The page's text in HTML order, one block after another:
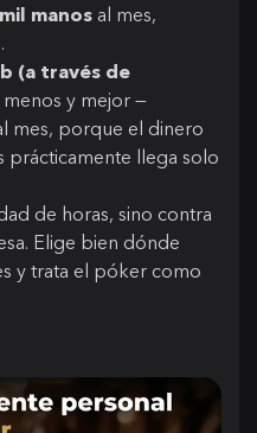
manos al mes,
(a través de
y mejor —
mes, porque el dinero
prácticamente llega solo
de horas, sino contra
Elige bien dónde
y trata el póker como